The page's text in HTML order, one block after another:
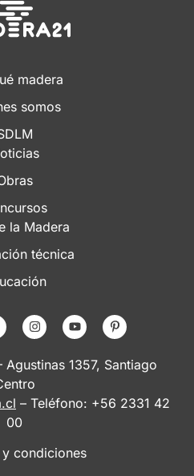
madera
somos
la Madera
técnica
Agustinas 1357, Santiago
– Teléfono: +56 2331 42
00
condiciones